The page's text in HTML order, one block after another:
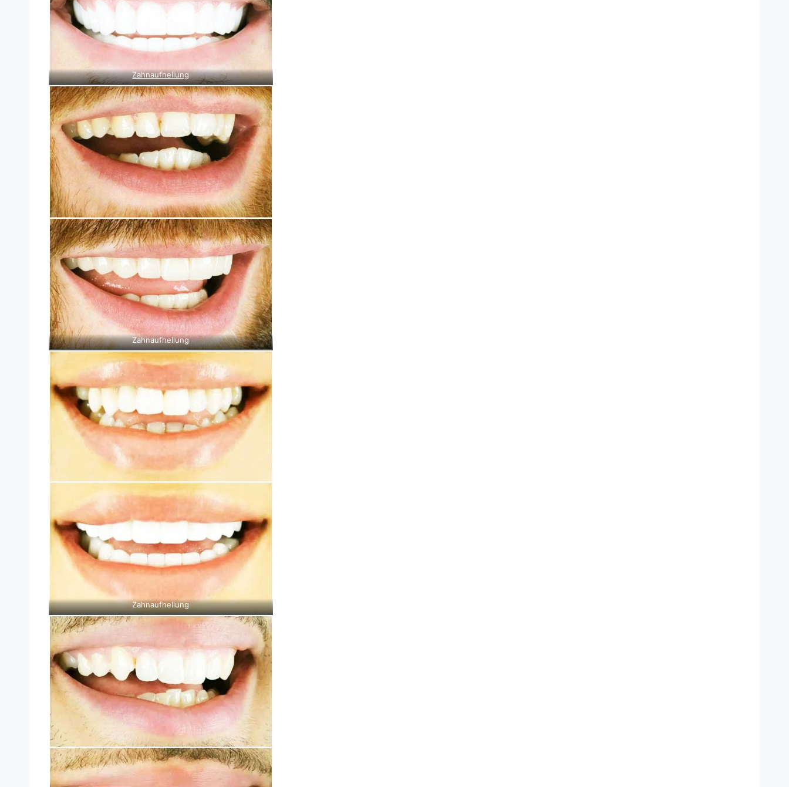
Zahnaufhellung
Zahnaufhellung
Zahnaufhellung